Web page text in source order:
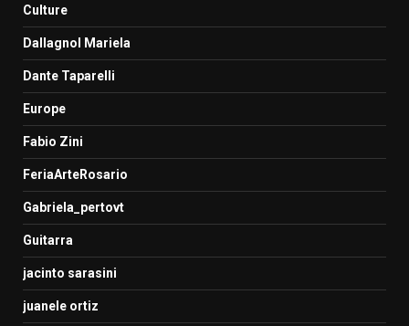
Culture
Dallagnol Mariela
Dante Taparelli
Europe
Fabio Zini
FeriaArteRosario
Gabriela_pertovt
Guitarra
jacinto sarasini
juanele ortiz